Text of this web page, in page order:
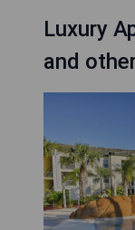
Luxury
and